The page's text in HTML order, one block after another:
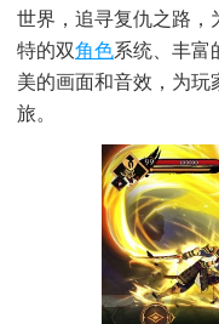
世界，追寻复仇之路，
特的双角色系统、丰富
美的画面和音效，为玩
旅。